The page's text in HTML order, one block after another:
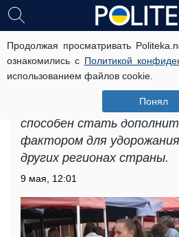
Продолжая просматривать
ознакомились с Политикой
использованием файлов cookie.
Понял
Дефицит продуктов
области: какая
возникла
Дефицит продуктов в
способен стать
фактором для
других регионах страны.
9 мая, 12:01